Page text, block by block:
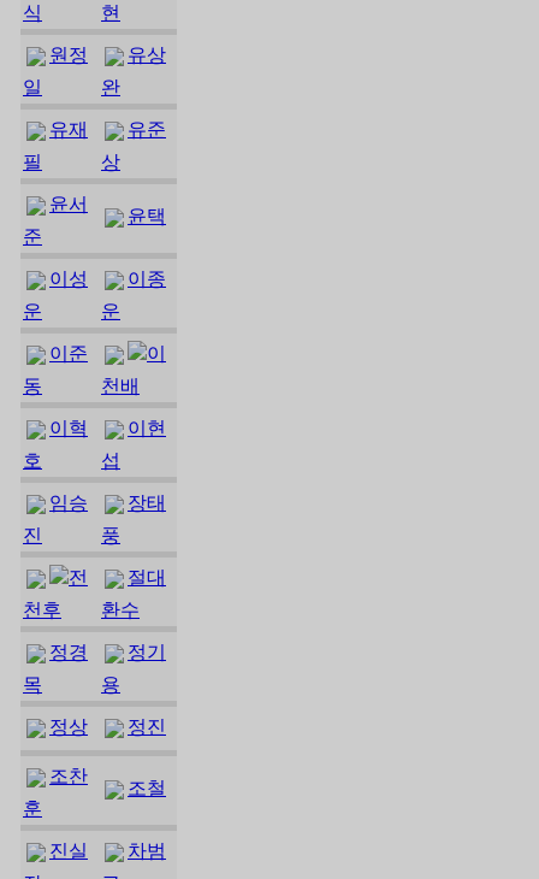
식
현
원정
일
유상
완
유재
필
유준
상
윤서
준
윤택
이성
운
이종
운
이준
동
이
천배
이혁
호
이현
섭
임승
진
장태
풍
전
천후
절대
환수
정경
목
정기
용
정상 정진
조찬
훈
조철
진실
차범